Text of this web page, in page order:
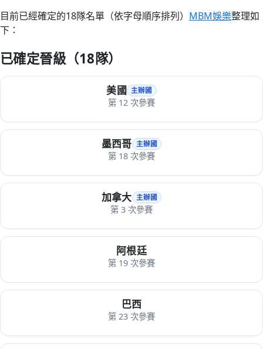
目前已經確定的18隊名單（依字母順序排列） MBM娛樂整理如
下：
已確定晉級（18隊）
美國 主辦國
第 12 次參賽
墨西哥 主辦國
第 18 次參賽
加拿大 主辦國
第 3 次參賽
阿根廷
第 19 次參賽
巴西
第 23 次參賽